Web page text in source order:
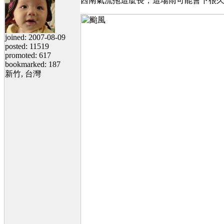
joined: 2007-08-09
posted: 11519
promoted: 617
bookmarked: 187
新竹, 台灣